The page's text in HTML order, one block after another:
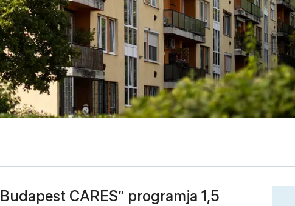
CARES” programja 1,5